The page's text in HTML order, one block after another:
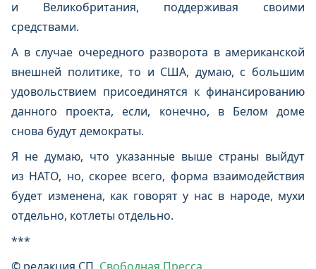
и Великобритания, поддерживая своими
средствами.
А в случае очередного разворота в американской
внешней политике, то и США, думаю, с большим
удовольствием присоединятся к финансированию
данного проекта, если, конечно, в Белом доме
снова будут демократы.
Я не думаю, что указанные выше страны выйдут
из НАТО, но, скорее всего, форма взаимодействия
будет изменена, как говорят у нас в народе, мухи
отдельно, котлеты отдельно.
***